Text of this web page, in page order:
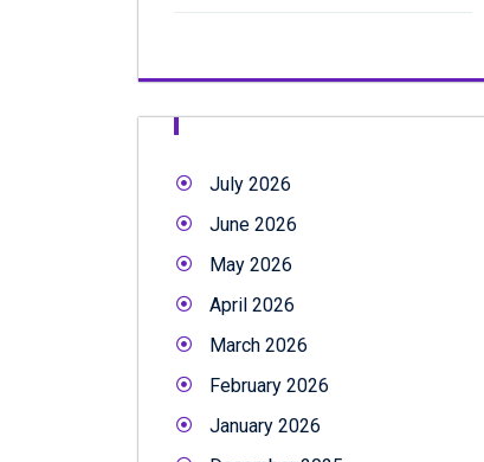
July 2026
June 2026
May 2026
April 2026
March 2026
February 2026
January 2026